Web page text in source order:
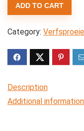
Tufting
Elektrisch
Tapijt
Weven
Kit
Handbediende
ADD TO CART
Category:
Description
Additional information